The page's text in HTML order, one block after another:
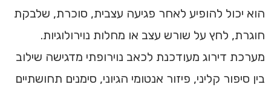
הוא יכול להופיע לאחר פגיעה עצבית, סוכרת, שלבקת
חוגרת, לחץ על שורש עצב או מחלות נוירולוגיות.
מערכת דירוג מעודכנת לכאב נוירופתי מדגישה שילוב
בין סיפור קליני, פיזור אנטומי הגיוני, סימנים תחושתיים